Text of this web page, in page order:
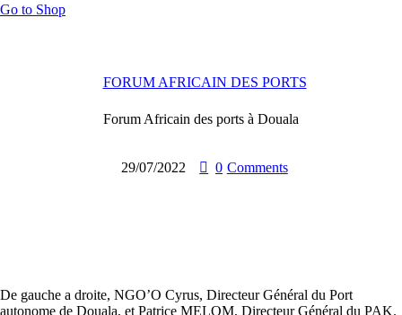
Go to Shop
FORUM AFRICAIN DES PORTS
Forum Africain des ports à Douala
29/07/2022 0 Comments
De gauche a droite, NGO’O Cyrus, Directeur Général du Port
autonome de Douala, et Patrice MELOM, Directeur Général du PAK.